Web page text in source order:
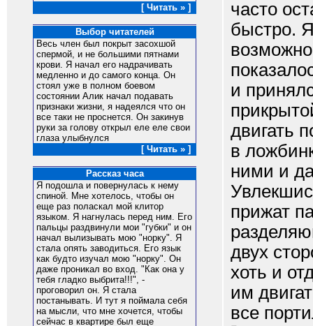
[ Читать » ]
Выбор читателей
Весь член был покрыт засохшой
спермой, и не большими пятнами
крови. Я начал его надрачивать
медленно и до самого конца. Он
стоял уже в полном боевом
состоянии Алик начал подавать
признаки жизни, я надеялся что он
все таки не проснется. Он закинув
руки за голову открыл еле еле свои
глаза улыбнулся
[ Читать » ]
Рассказ часа
Я подошла и повернулась к нему
спиной. Мне хотелось, чтобы он
еще раз поласкал мой клитор
языком. Я нагнулась перед ним. Его
пальцы раздвинули мои "губки" и он
начал вылизывать мою "норку". Я
стала опять заводиться. Его язык
как будто изучал мою "норку". Он
даже проникал во вход. "Как она у
тебя гладко выбрита!!!", -
проговорил он. Я стала
постанывать. И тут я поймала себя
на мысли, что мне хочется, чтобы
сейчас в квартире был еще
часто
быстро.
и
двигать
в
ними и
прижат
двух
хоть и
им
все